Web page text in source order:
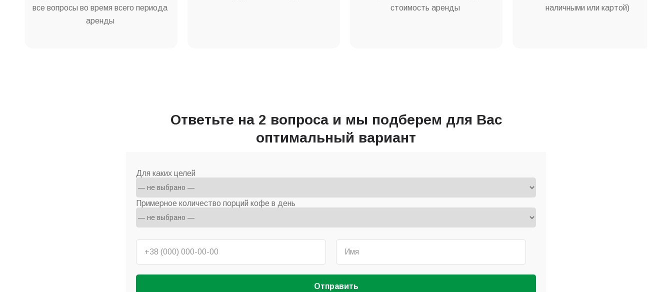
все вопросы во время всего периода
аренды
стоимость аренды
наличными или картой)
Ответьте на 2 вопроса и мы подберем для Вас
оптимальный вариант
Для каких целей
Примерное количество порций кофе в день
Отправить